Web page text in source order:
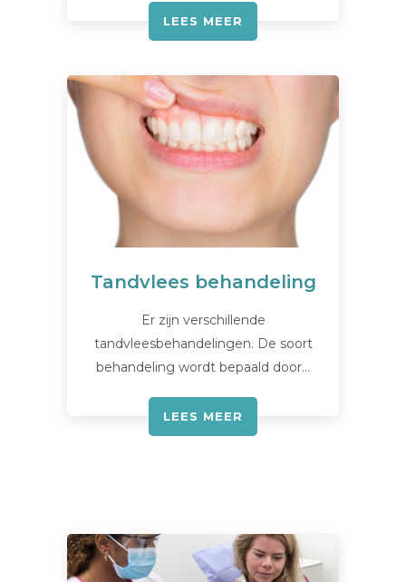
LEES MEER
Tandvlees behandeling
Er zijn verschillende
tandvleesbehandelingen. De soort
behandeling wordt bepaald door…
LEES MEER